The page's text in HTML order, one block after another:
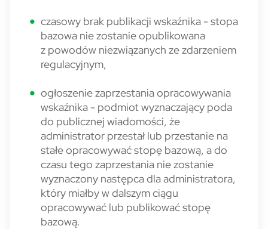
czasowy brak publikacji wskaźnika - stopa
bazowa nie zostanie opublikowana
z powodów niezwiązanych ze zdarzeniem
regulacyjnym,
ogłoszenie zaprzestania opracowywania
wskaźnika - podmiot wyznaczający poda
do publicznej wiadomości, że
administrator przestał lub przestanie na
stałe opracowywać stopę bazową, a do
czasu tego zaprzestania nie zostanie
wyznaczony następca dla administratora,
który miałby w dalszym ciągu
opracowywać lub publikować stopę
bazową.